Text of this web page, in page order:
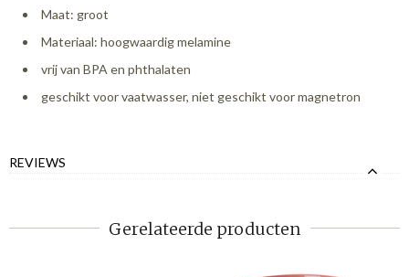
Maat: groot
Materiaal: hoogwaardig melamine
vrij van BPA en phthalaten
geschikt voor vaatwasser, niet geschikt voor magnetron
REVIEWS
Gerelateerde producten